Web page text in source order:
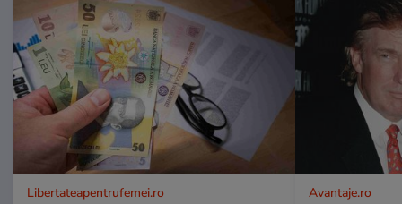
Libertateapentrufemei.ro Avantaje.ro